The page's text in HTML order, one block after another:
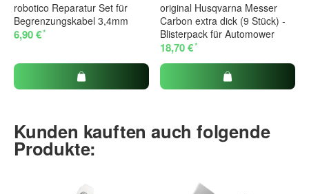
robotico Reparatur Set für
Begrenzungskabel 3,4mm
6,90 €*
original Husqvarna Messer
Carbon extra dick (9 Stück) -
Blisterpack für Automower
18,70 €*
Kunden kauften auch folgende
Produkte: